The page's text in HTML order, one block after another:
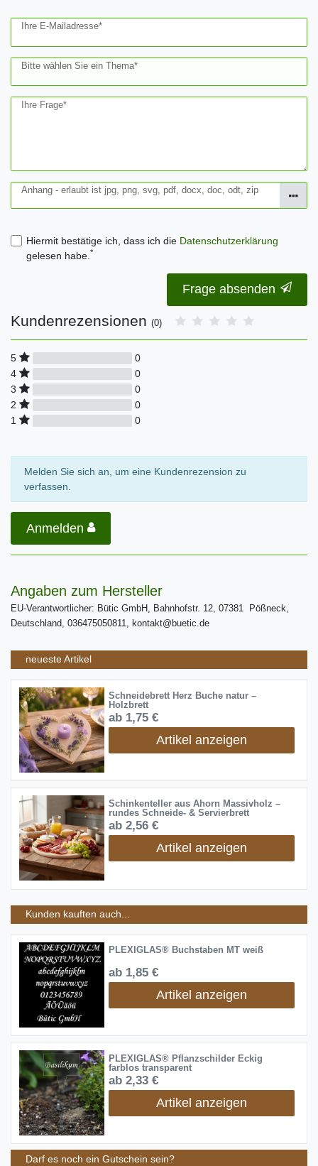
Ihre E-Mailadresse*
Bitte wählen Sie ein Thema*
Ihre Frage*
Anhang - erlaubt ist jpg, png, svg, pdf, docx, doc, odt, zip
Hiermit bestätige ich, dass ich die Daten­schutz­erklärung
gelesen habe. *
Frage absenden
Kundenrezensionen (0)
5
0
4
0
3
0
2
0
1
0
Melden Sie sich an, um eine Kundenrezension zu
verfassen.
Anmelden
Angaben zum Hersteller
EU-Verantwortlicher: Bütic GmbH, Bahnhofstr. 12, 07381 Pößneck,
Deutschland, 036475050811, kontakt@buetic.de
neueste Artikel
Schneidebrett Herz Buche natur –
Holzbrett
ab 1,75 €
Artikel anzeigen
Schinkenteller aus Ahorn Massivholz –
rundes Schneide- & Servierbrett
ab 2,56 €
Artikel anzeigen
Kunden kauften auch...
PLEXIGLAS® Buchstaben MT weiß
ab 1,85 €
Artikel anzeigen
PLEXIGLAS® Pflanzschilder Eckig
farblos transparent
ab 2,33 €
Artikel anzeigen
Darf es noch ein Gutschein sein?